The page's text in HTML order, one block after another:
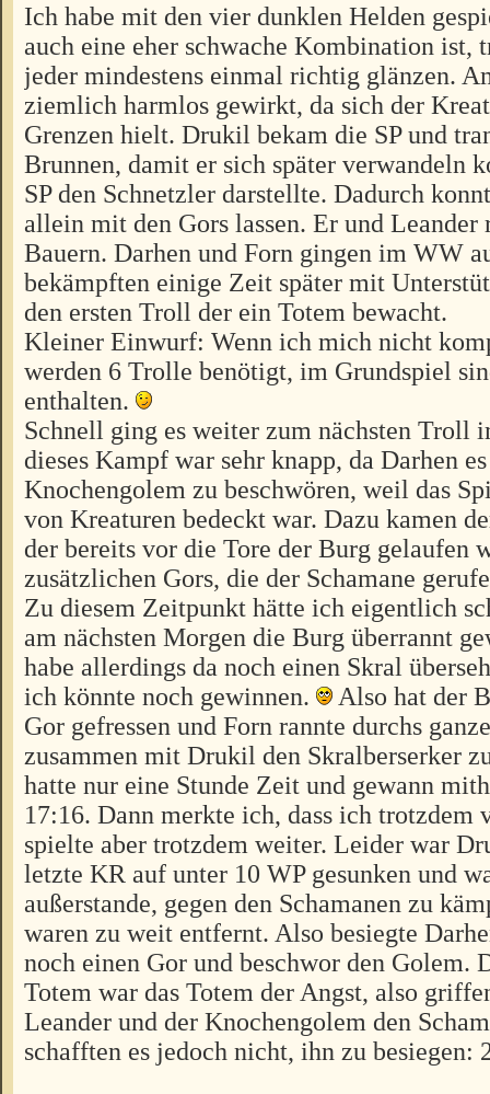
Ich habe mit den vier dunklen Helden
auch eine eher schwache Kombination ist,
jeder mindestens einmal richtig glänzen.
ziemlich harmlos gewirkt, da sich der
Grenzen hielt. Drukil bekam die SP und
Brunnen, damit er sich später verwandeln
SP den Schnetzler darstellte. Dadurch
allein mit den Gors lassen. Er und Leander
Bauern. Darhen und Forn gingen im WW
bekämpften einige Zeit später mit
den ersten Troll der ein Totem bewacht.
Kleiner Einwurf: Wenn ich mich nicht
werden 6 Trolle benötigt, im Grundspiel
enthalten.
Schnell ging es weiter zum nächsten Troll
dieses Kampf war sehr knapp, da Darhen
Knochengolem zu beschwören, weil das
von Kreaturen bedeckt war. Dazu kamen
der bereits vor die Tore der Burg gelaufen
zusätzlichen Gors, die der Schamane
Zu diesem Zeitpunkt hätte ich eigentlich
am nächsten Morgen die Burg überrannt
habe allerdings da noch einen Skral
ich könnte noch gewinnen.
Also hat der
Gor gefressen und Forn rannte durchs
zusammen mit Drukil den Skralberserker
hatte nur eine Stunde Zeit und gewann
17:16. Dann merkte ich, dass ich trotzdem
spielte aber trotzdem weiter. Leider war
letzte KR auf unter 10 WP gesunken und
außerstande, gegen den Schamanen zu
waren zu weit entfernt. Also besiegte
noch einen Gor und beschwor den Golem.
Totem war das Totem der Angst, also
Leander und der Knochengolem den
schafften es jedoch nicht, ihn zu besiegen: